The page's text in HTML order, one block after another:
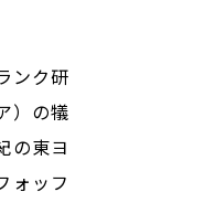
ンク研
）の犠
の東ヨ
ォッフ